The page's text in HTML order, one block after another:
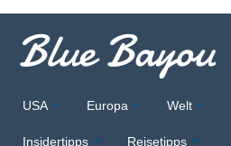
Blue Bayou
USA Europa Welt
Insidertipps Reisetipps